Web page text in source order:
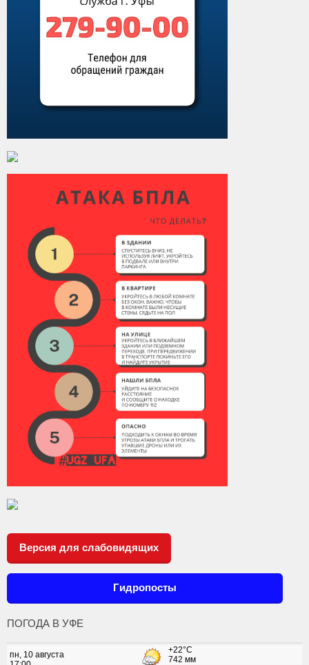
Версия для слабовидящих
Гидропосты
ПОГОДА В УФЕ